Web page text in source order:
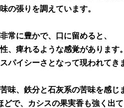
の張りを調えています。
常に豊かで、口に留めると、
、痺れるような感覚があります
パイシーさとなって現われてき
味、鉄分と石灰系の苦味を感じ
どで、カシスの果実香も強く出